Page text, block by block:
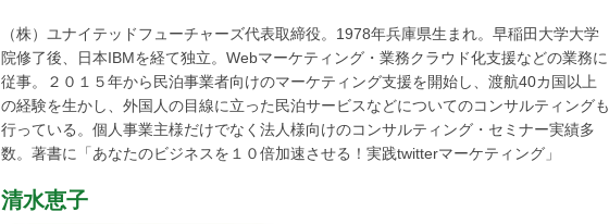
（株）ユナイテッドフューチャーズ代表取締役。1978年兵庫県生まれ。早稲田大学大学
院修了後、日本IBMを経て独立。Webマーケティング・業務クラウド化支援などの業務に
従事。２０１５年から民泊事業者向けのマーケティング支援を開始し、渡航40カ国以上
の経験を生かし、外国人の目線に立った民泊サービスなどについてのコンサルティングも
行っている。個人事業主様だけでなく法人様向けのコンサルティング・セミナー実績多
数。著書に「あなたのビジネスを１０倍加速させる！実践twitterマーケティング」
清水恵子